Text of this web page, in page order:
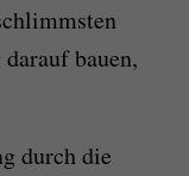
darauf bauen,
durch die